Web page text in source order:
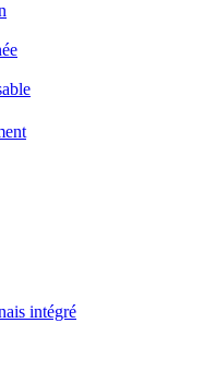
intégré